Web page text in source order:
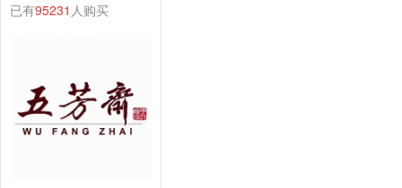
已有95231 人购买